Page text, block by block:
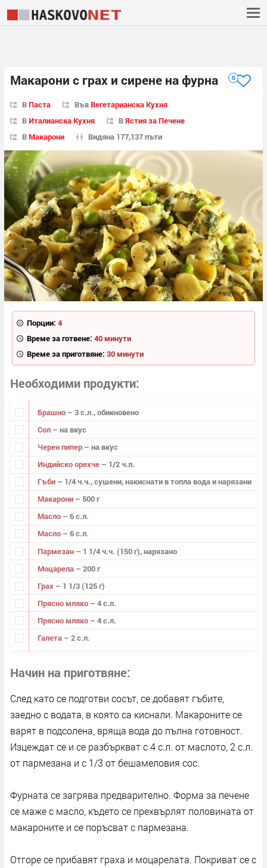
Макарони с грах и сирене на фурна 0
ВПаста ВъвВегетарианска Кухня
ВИталианска Кухня ВЯстия за Печене
ВМакарони Видяна 177,137 пъти
Порции: 4
Време за готвене: 40 минути
Време за приготвяне: 30 минути
Необходими продукти
Брашно – 3 с.л., обикновено
Сол – на вкус
Черен пипер – на вкус
Индийско орехче – 1/2 ч.л.
Гъби – 1/4 ч.ч., сушени, накиснати в топла вода и нарязани
Макарони – 500 г
Масло – 6 с.л.
Масло – 6 с.л.
Пармезан – 1 1/4 ч.ч. (150 г), нарязано
Моцарела – 200 г
Грах – 1 1/3 (125 г)
Прясно мляко – 4 с.л.
Прясно мляко – 4 с.л.
Галета – 2 с.л.
Начин на приготвяне
След като се подготви сосът, се добавят гъбите,
заедно с водата, в която са киснали. Макароните се
варят в подсолена, вряща вода до пълна готовност.
Изцеждат се и се разбъркват с 4 с.л. от маслото, 2 с.л.
от пармезана и с 1/3 от бешамеловия сос.
Фурната се загрява предварително. Форма за печене
се маже с масло, където се прехвърлят половината от
макароните и се поръсват с пармезана.
Отгоре се прибавят граха и моцарелата. Покриват се с